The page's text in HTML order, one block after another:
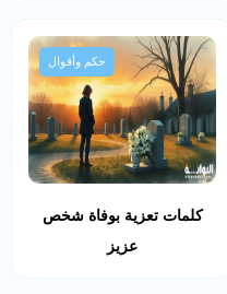
حكم وأقوال
كلمات تعزية بوفاة شخص
عزيز